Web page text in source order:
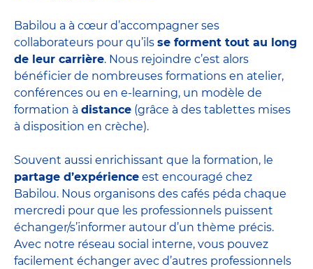
Babilou a à cœur d’accompagner ses
collaborateurs pour qu’ils se forment tout au long
de leur carrière. Nous rejoindre c’est alors
bénéficier de nombreuses formations en atelier,
conférences ou en e-learning, un modèle de
formation à distance (grâce à des tablettes mises
à disposition en crèche).
Souvent aussi enrichissant que la formation, le
partage d’expérience est encouragé chez
Babilou. Nous organisons des cafés péda chaque
mercredi pour que les professionnels puissent
échanger/s’informer autour d’un thème précis.
Avec notre réseau social interne, vous pouvez
facilement échanger avec d’autres professionnels